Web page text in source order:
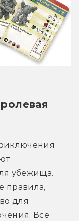
убежища.
правила,
для
Всё